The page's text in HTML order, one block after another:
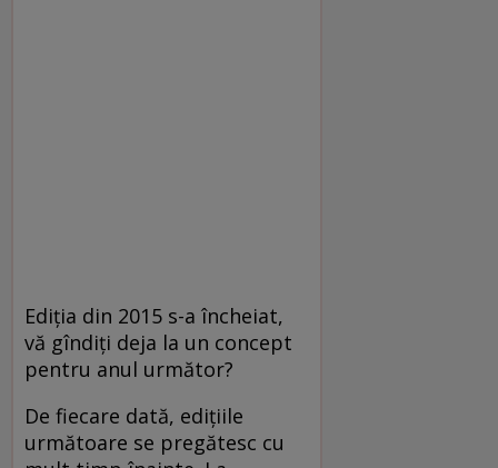
Ediţia din 2015 s-a încheiat,
vă gîndiţi deja la un concept
pentru anul următor?
De fiecare dată, ediţiile
următoare se pregătesc cu